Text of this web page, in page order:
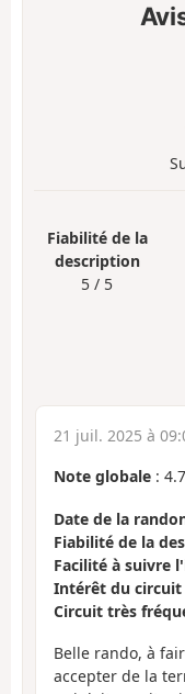
Fiabilité de la
description
5 / 5
21 juil. 2025 à
Note globale : 4.7
Date de la
Fiabilité de la
Facilité à suivre
Intérêt du circuit
Circuit très
Belle rando, à
accepter de la